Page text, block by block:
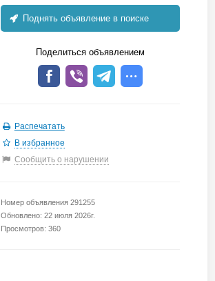
Поднять объявление в поиске
Поделиться объявлением
Распечатать
В избранное
Сообщить о нарушении
Номер объявления 291255
Обновлено: 22 июля 2026г.
Просмотров: 360